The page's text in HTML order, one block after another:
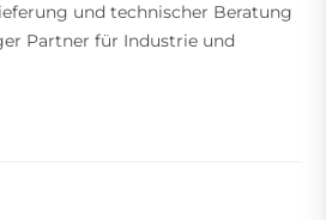
und technischer Beratung
Partner für Industrie und